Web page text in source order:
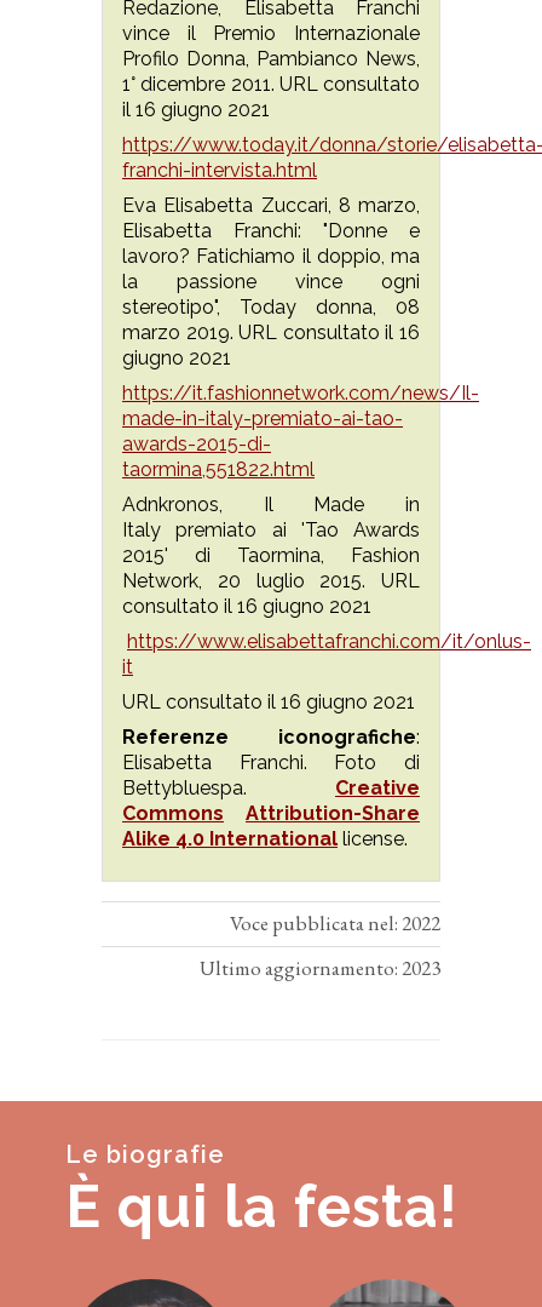
Redazione, Elisabetta Franchi
vince il Premio Internazionale
Profilo Donna, Pambianco News,
1° dicembre 2011. URL consultato
il 16 giugno 2021
https://www.today.it/donna/storie/
franchi-intervista.html
Eva Elisabetta Zuccari, 8 marzo,
Elisabetta Franchi: "Donne e
lavoro? Fatichiamo il doppio, ma
la passione vince ogni
stereotipo", Today donna, 08
marzo 2019. URL consultato il 16
giugno 2021
https://it.fashionnetwork.com/news/Il-
made-in-italy-premiato-ai-tao-
awards-2015-di-
taormina,551822.html
Adnkronos,
Il Made in
Italy premiato ai 'Tao Awards
2015' di Taormina, Fashion
Network, 20 luglio 2015. URL
consultato il 16 giugno 2021
https://www.elisabettafranchi.com/it/onlus-
it
URL consultato il 16 giugno 2021
Referenze iconografiche:
Elisabetta Franchi. Foto di
Bettybluespa. Creative
Commons
Attribution-Share
Alike 4.0 International license.
Voce pubblicata nel: 2022
Ultimo aggiornamento: 2023
Le biografie
È qui la festa!